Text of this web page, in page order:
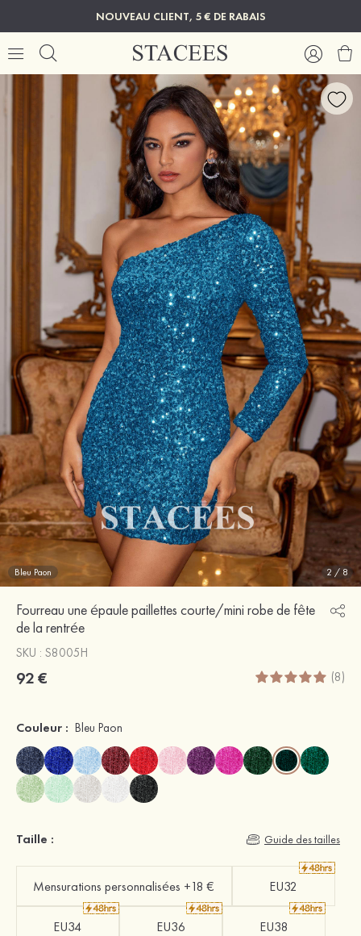
NOUVEAU CLIENT, 5 € DE RABAIS
Bleu Paon 2 / 8
Fourreau une épaule paillettes courte/mini robe de fête
de la rentrée
SKU : S8005H
92 € (8)
Couleur : Bleu Paon
Taille : Guide des tailles
Mensurations personnalisées +18 € EU32
EU34 EU36 EU38